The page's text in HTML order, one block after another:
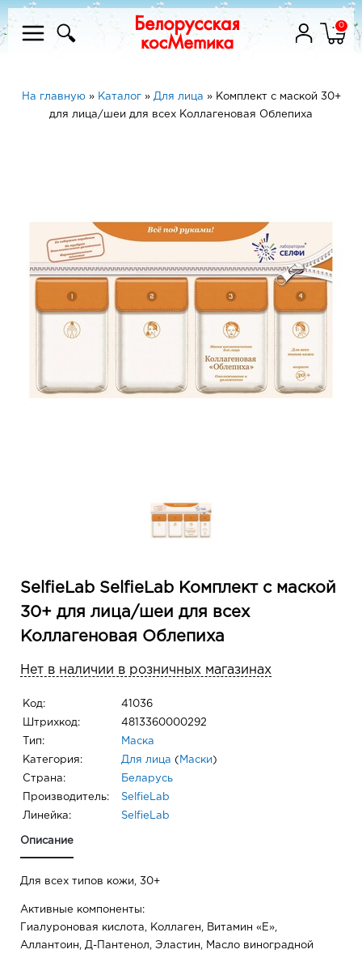
0
На главную» Каталог» Для лица » Комплект с маской 30+
для лица/шеи для всех Коллагеновая Облепиха
SelfieLab SelfieLab Комплект с маской
30+ для лица/шеи для всех
Коллагеновая Облепиха
Нет в наличии в розничных магазинах
Код: 41036
Штрихкод: 4813360000292
Тип: Маска
Категория: Для лица ( Маски )
Страна: Беларусь
Производитель: SelfieLab
Линейка: SelfieLab
Описание
Для всех типов кожи, 30+
Активные компоненты:
Гиалуроновая кислота, Коллаген, Витамин «Е»,
Аллантоин, Д-Пантенол, Эластин, Масло виноградной